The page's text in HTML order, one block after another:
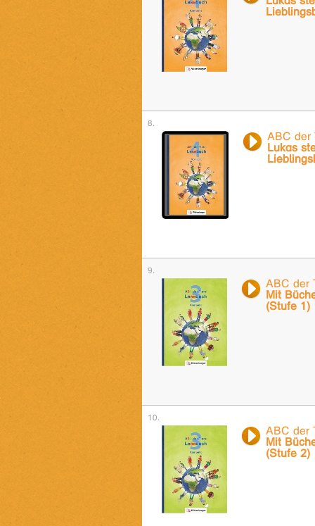
ABC der
Lukas
ABC der
Mit
(Stufe 1)
ABC der
Mit
(Stufe 2)